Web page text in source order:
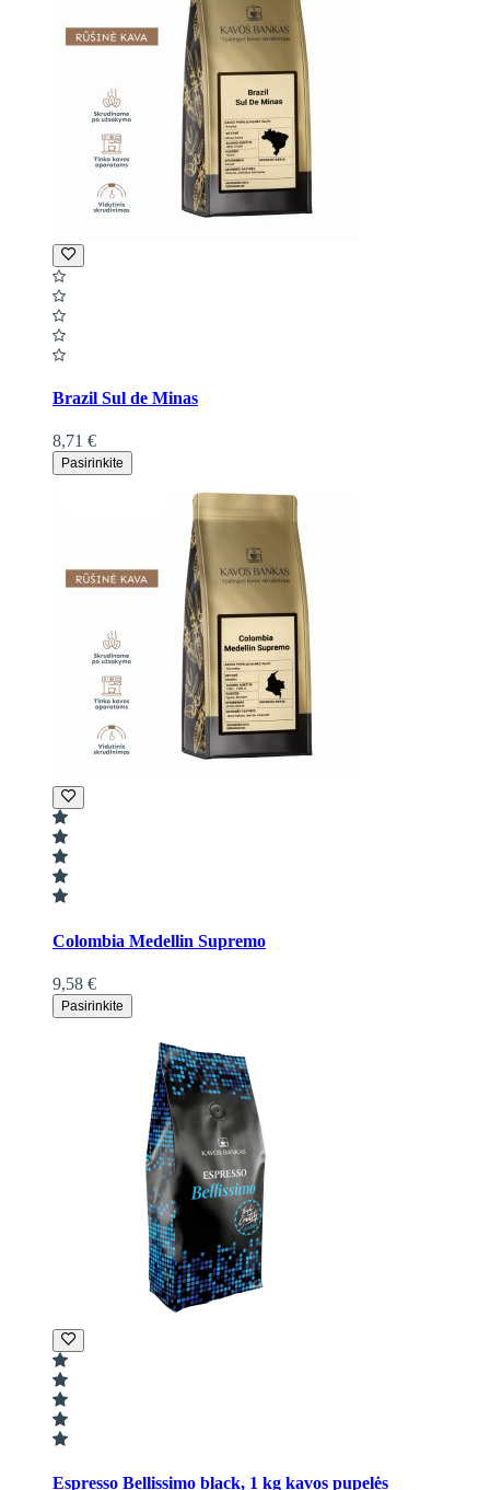
Brazil Sul de Minas
8,71 €
Pasirinkite
Colombia Medellin Supremo
9,58 €
Pasirinkite
Espresso Bellissimo black, 1 kg kavos pupelės